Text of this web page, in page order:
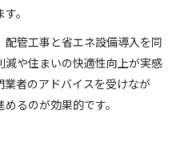
。
管工事と省エネ設備導入を同
や住まいの快適性向上が実感
業者のアドバイスを受けなが
るのが効果的です。